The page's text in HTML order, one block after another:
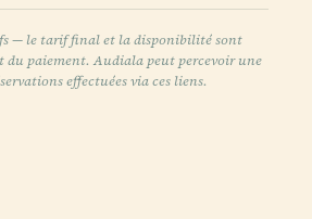
— le tarif final et la disponibilité sont
du paiement. Audiala peut percevoir une
effectuées via ces liens.